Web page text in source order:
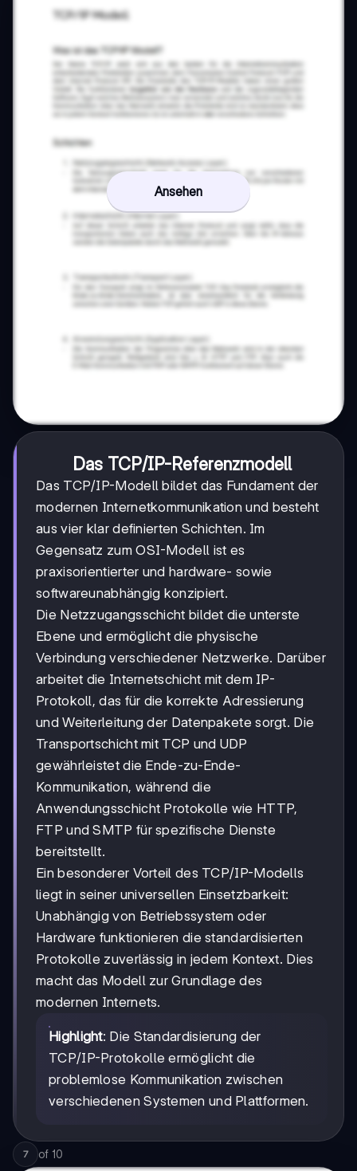
Ansehen
Das TCP/IP-Referenzmodell
Das TCP/IP-Modell bildet das Fundament der
modernen Internetkommunikation und besteht
aus vier klar definierten Schichten. Im
Gegensatz zum OSI-Modell ist es
praxisorientierter und hardware- sowie
softwareunabhängig konzipiert.
Die Netzzugangsschicht bildet die unterste
Ebene und ermöglicht die physische
Verbindung verschiedener Netzwerke. Darüber
arbeitet die Internetschicht mit dem IP-
Protokoll, das für die korrekte Adressierung
und Weiterleitung der Datenpakete sorgt. Die
Transportschicht mit TCP und UDP
gewährleistet die Ende-zu-Ende-
Kommunikation, während die
Anwendungsschicht Protokolle wie HTTP,
FTP und SMTP für spezifische Dienste
bereitstellt.
Ein besonderer Vorteil des TCP/IP-Modells
liegt in seiner universellen Einsetzbarkeit:
Unabhängig von Betriebssystem oder
Hardware funktionieren die standardisierten
Protokolle zuverlässig in jedem Kontext. Dies
macht das Modell zur Grundlage des
modernen Internets.
Highlight: Die Standardisierung der
TCP/IP-Protokolle ermöglicht die
problemlose Kommunikation zwischen
verschiedenen Systemen und Plattformen.
7 of 10